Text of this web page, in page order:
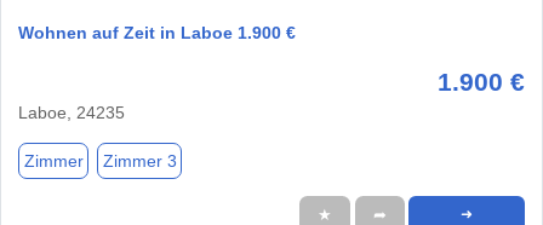
Wohnen auf Zeit in Laboe 1.900 €
1.900 €
Laboe, 24235
Zimmer Zimmer 3
★ ➦ ➜